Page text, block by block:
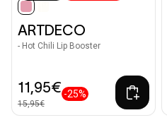
selected
ARTDECO
- Hot Chili Lip Booster
11,95€
15,95€
-25%